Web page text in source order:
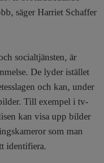
säger Harriet Schaffer
socialtjänsten, är
De lyder istället
och kan, under
Till exempel i tv-
kan visa upp bilder
som man
identifiera.